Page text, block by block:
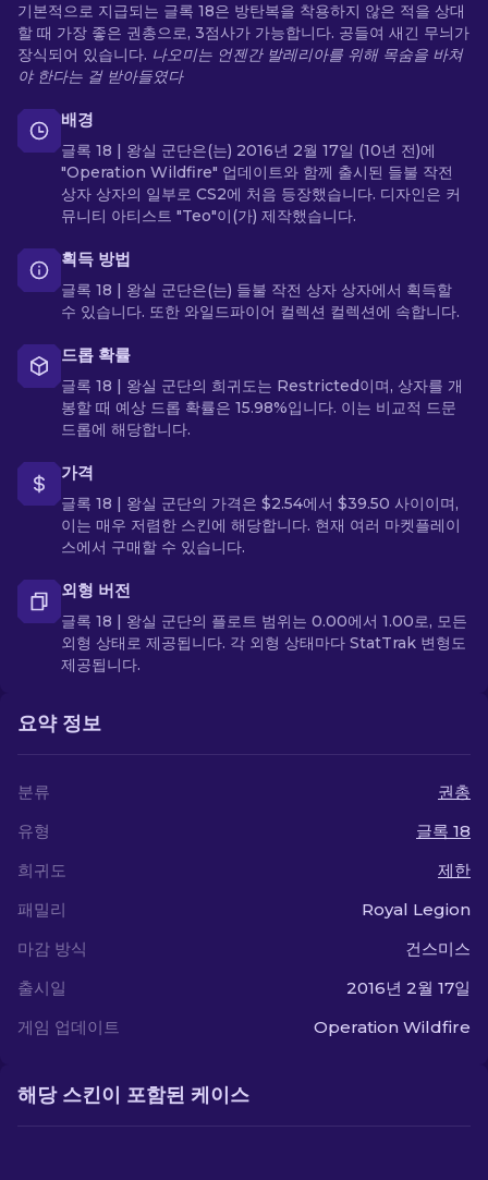
기본적으로 지급되는 글록 18은 방탄복을 착용하지 않은 적을 상대
할 때 가장 좋은 권총으로, 3점사가 가능합니다. 공들여 새긴 무늬가
장식되어 있습니다. 나오미는 언젠간 발레리아를 위해 목숨을 바쳐
야 한다는 걸 받아들였다
배경
글록 18 | 왕실 군단은(는) 2016년 2월 17일 (10년 전)에
"Operation Wildfire" 업데이트와 함께 출시된 들불 작전
상자 상자의 일부로 CS2에 처음 등장했습니다. 디자인은 커
뮤니티 아티스트 "Teo"이(가) 제작했습니다.
획득 방법
글록 18 | 왕실 군단은(는) 들불 작전 상자 상자에서 획득할
수 있습니다. 또한 와일드파이어 컬렉션 컬렉션에 속합니다.
드롭 확률
글록 18 | 왕실 군단의 희귀도는 Restricted이며, 상자를 개
봉할 때 예상 드롭 확률은 15.98%입니다. 이는 비교적 드문
드롭에 해당합니다.
가격
글록 18 | 왕실 군단의 가격은 $2.54에서 $39.50 사이이며,
이는 매우 저렴한 스킨에 해당합니다. 현재 여러 마켓플레이
스에서 구매할 수 있습니다.
외형 버전
글록 18 | 왕실 군단의 플로트 범위는 0.00에서 1.00로, 모든
외형 상태로 제공됩니다. 각 외형 상태마다 StatTrak 변형도
제공됩니다.
요약 정보
분류
권총
유형
글록 18
희귀도
제한
패밀리
Royal Legion
마감 방식
건스미스
출시일
2016년 2월 17일
게임 업데이트
Operation Wildfire
해당 스킨이 포함된 케이스